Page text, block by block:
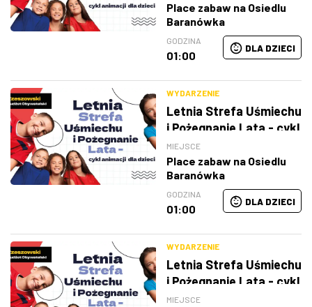
Place zabaw na Osiedlu
Baranówka
GODZINA
01:00
DLA DZIECI
WYDARZENIE
Letnia Strefa Uśmiechu
i Pożegnanie Lata - cykl
animacji dla dzieci
MIEJSCE
Place zabaw na Osiedlu
Baranówka
GODZINA
01:00
DLA DZIECI
WYDARZENIE
Letnia Strefa Uśmiechu
i Pożegnanie Lata - cykl
animacji dla dzieci
MIEJSCE